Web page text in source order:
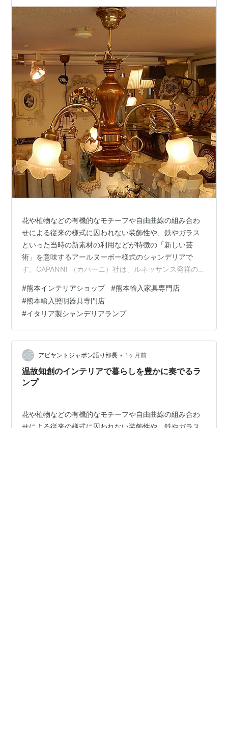
花や植物などの有機的なモチーフや自由曲線の組み合わ
せによる従来の様式に囚われない装飾性や、鉄やガラス
といった当時の新素材の利用などが特徴の「新しい芸
術」を意味するアールヌーボー様式のシャンデリアで
す。CAPANNI （カパーニ）社は、ルネッサンス発祥の
年を経た最上級のポプラの古木を使用。主に建物の柱や
梁に使われていた優れた原料を厳選し、熟練した木工職
人の技術により素材を活かして製品化されています。 ル
ームテーブルより90ｃｍの高さに吊り下げるといいと思
います。 シャンデリアランプ３灯式CAPANNI （カパー
ニ）イタリア社材質：ブラス（真…
#熊本インテリアショップ #熊本輸入家具専門店
#熊本輸入照明器具専門店
#イタリア製シャンデリアランプ
アビヤントジャポン語り部長 • 1ヶ月前
温故知創のインテリアで暮らしを豊かに奏でるラ
ンプ